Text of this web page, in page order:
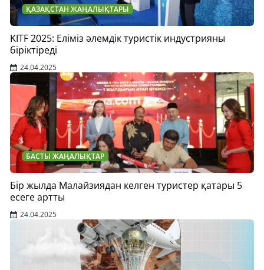
ҚАЗАҚСТАН ЖАҢАЛЫҚТАРЫ
KITF 2025: Еліміз әлемдік туристік индустрияны
біріктіреді
24.04.2025
БАСТЫ ЖАҢАЛЫҚТАР
Бір жылда Малайзиядан келген туристер қатары 5
есеге артты
24.04.2025